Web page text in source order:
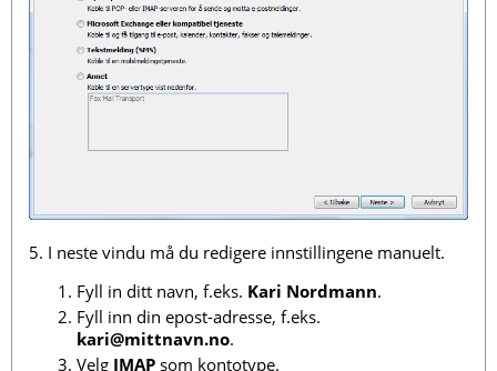
5. I neste vindu må du redigere innstillingene manuelt.
Fyll in ditt navn, f.eks. Kari Nordmann.
Fyll inn din epost-adresse, f.eks.
kari@mittnavn.no.
Velg IMAP som kontotype.